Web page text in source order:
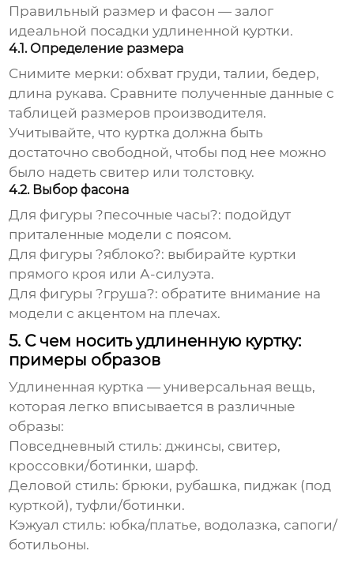
Правильный размер и фасон — залог
идеальной посадкиудлиненной куртки.
4.1. Определение размера
Снимите мерки: обхват груди, талии, бедер,
длина рукава. Сравните полученные данные с
таблицей размеров производителя.
Учитывайте, что куртка должна быть
достаточно свободной, чтобы под нее можно
было надеть свитер или толстовку.
4.2. Выбор фасона
Для фигуры ?песочные часы?: подойдут
приталенные модели с поясом.
Для фигуры ?яблоко?: выбирайте куртки
прямого кроя или А-силуэта.
Для фигуры ?груша?: обратите внимание на
модели с акцентом на плечах.
5. С чем носить удлиненную куртку:
примеры образов
Удлиненная куртка — универсальная вещь,
которая легко вписывается в различные
образы:
Повседневный стиль: джинсы, свитер,
кроссовки/ботинки, шарф.
Деловой стиль: брюки, рубашка, пиджак (под
курткой), туфли/ботинки.
Кэжуал стиль: юбка/платье, водолазка, сапоги/
ботильоны.